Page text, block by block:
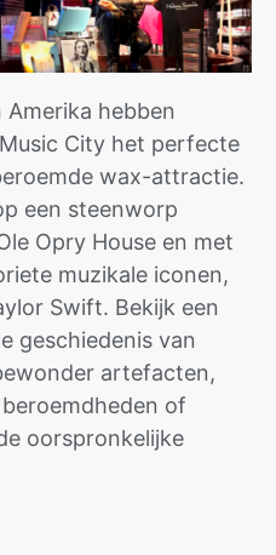
hebben
City het perfecte
wax-attractie.
een steenworp
Opry House en met
muzikale iconen,
Swift. Bekijk een
geschiedenis van
artefacten,
of
oorspronkelijke